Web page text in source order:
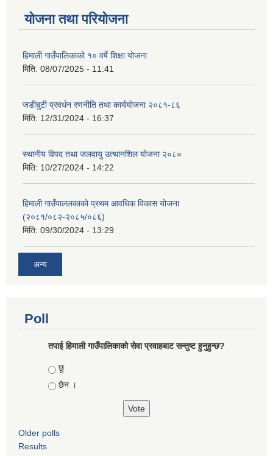
योजना तथा परियोजना
हिमाली गाउँपालिकाको १० वर्षे शिक्षा योजना
मिति: 08/07/2025 - 11:41
जडीबुटी प्रवर्धन रणनीति तथा कार्ययाेजना २०८१-८६
मिति: 12/31/2024 - 16:37
स्थानीय विपद तथा जलवायु उत्थानशिल योजना २०८०
मिति: 10/27/2024 - 14:22
हिमाली गाउँपाललकाको प्रथम आवधिक विकास योजना
(२०८१/०८२-२०८५/०८६)
मिति: 09/30/2024 - 13:29
अन्य
Poll
तपाई हिमाली गाउँपालिकाको सेवा प्रवाहबाट सन्तुष्ट हुनुहुन्छ?
Choices
छु
छैन ।
Older polls
Results